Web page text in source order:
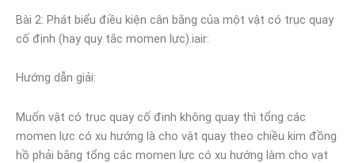
Bài 2: Phát biểu điều kiện cân bằng của một vật có trục quay
cố định (hay quy tắc momen lực).iair:
Hướng dẫn giải:
Muốn vật có trục quay cố đinh không quay thì tổng các
momen lực có xu hướng là cho vật quay theo chiều kim đồng
hồ phải bằng tổng các momen lực có xu hướng làm cho vạt